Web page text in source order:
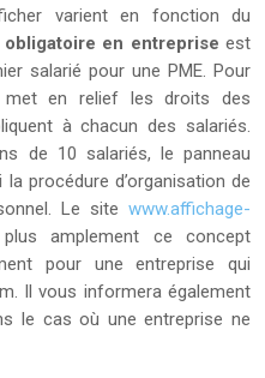
varient en fonction du
obligatoire en entrepriseest
salarié pour une PME. Pour
met en relief les droits des
à chacun des salariés.
de 10 salariés, le panneau
procédure d’organisation de
Le site www.affichage-
amplement ce concept
pour une entreprise qui
Il vous informera également
le cas où une entreprise ne